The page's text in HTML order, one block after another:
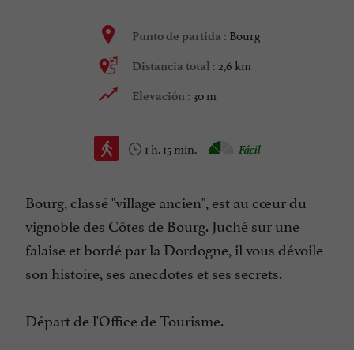
Punto de partida : Bourg
Distancia total : 2,6 km
Elevación : 30 m
1 h. 15 min. Fácil
Bourg, classé "village ancien", est au cœur du
vignoble des Côtes de Bourg. Juché sur une
falaise et bordé par la Dordogne, il vous dévoile
son histoire, ses anecdotes et ses secrets.
Départ de l'Office de Tourisme.